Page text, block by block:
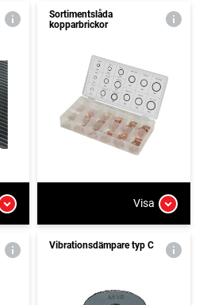
Sortimentslåda
kopparbrickor
Visa
Vibrationsdämpare typ C